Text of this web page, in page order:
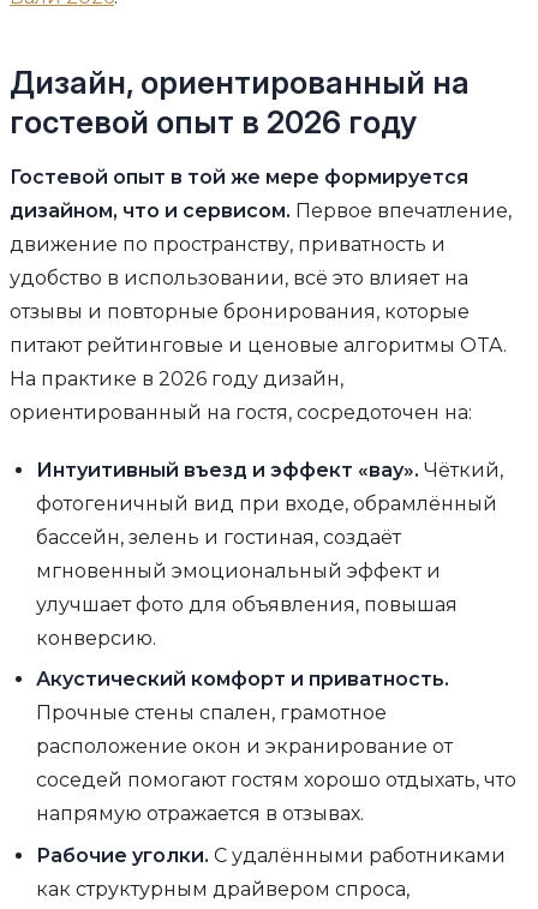
Дизайн, ориентированный на
гостевой опыт в 2026 году
Гостевой опыт в той же мере формируется
дизайном, что и сервисом. Первое впечатление,
движение по пространству, приватность и
удобство в использовании, всё это влияет на
отзывы и повторные бронирования, которые
питают рейтинговые и ценовые алгоритмы OTA.
На практике в 2026 году дизайн,
ориентированный на гостя, сосредоточен на:
Интуитивный въезд и эффект «вау». Чёткий,
фотогеничный вид при входе, обрамлённый
бассейн, зелень и гостиная, создаёт
мгновенный эмоциональный эффект и
улучшает фото для объявления, повышая
конверсию.
Акустический комфорт и приватность.
Прочные стены спален, грамотное
расположение окон и экранирование от
соседей помогают гостям хорошо отдыхать, что
напрямую отражается в отзывах.
Рабочие уголки. С удалёнными работниками
как структурным драйвером спроса,